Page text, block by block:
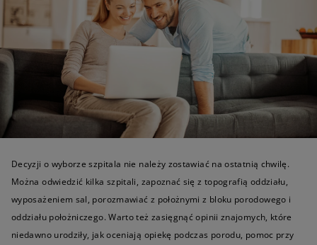
Decyzji o wyborze szpitala nie należy zostawiać na ostatnią chwilę.
Można odwiedzić kilka szpitali, zapoznać się z topografią oddziału,
wyposażeniem sal, porozmawiać z położnymi z bloku porodowego i
oddziału położniczego. Warto też zasięgnąć opinii znajomych, które
niedawno urodziły, jak oceniają opiekę podczas porodu, pomoc przy